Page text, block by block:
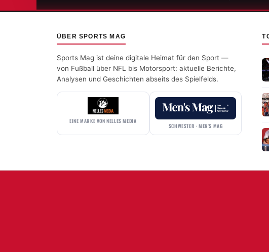
ÜBER SPORTS MAG
Sports Mag ist deine digitale Heimat für den Sport —
von Fußball über NFL bis Motorsport: aktuelle Berichte,
Analysen und Geschichten abseits des Spielfelds.
EINE MARKE VON NELLES MEDIA
SCHWESTER · MEN’S MAG